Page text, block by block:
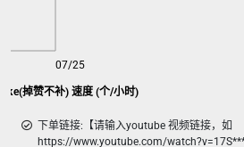
掉赞不补) 速度 (个/小时)
07/25
下单链接:【请输入youtube 视频链接，如
https://www.youtube.com/watch?v=17S***